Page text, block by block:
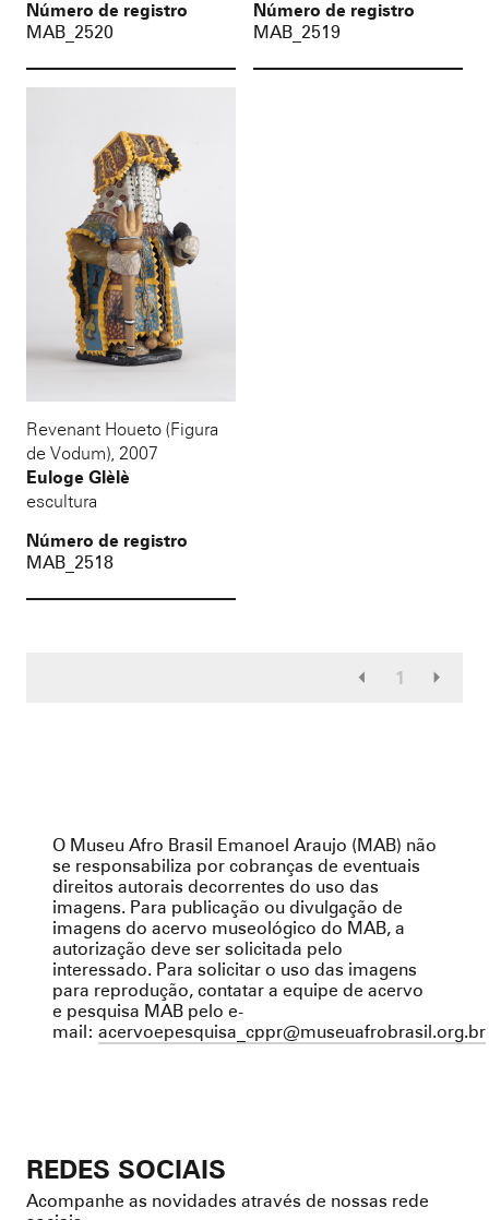
Número de registro
MAB_2520
Número de registro
MAB_2519
Revenant Houeto (Figura
de Vodum), 2007
Euloge Glèlè
escultura
Número de registro
MAB_2518
1
O Museu Afro Brasil Emanoel Araujo (MAB) não
se responsabiliza por cobranças de eventuais
direitos autorais decorrentes do uso das
imagens. Para publicação ou divulgação de
imagens do acervo museológico do MAB, a
autorização deve ser solicitada pelo
interessado. Para solicitar o uso das imagens
para reprodução, contatar a equipe de acervo
e pesquisa MAB pelo e-
mail: acervoepesquisa_cppr@museuafrobrasil.org.br
REDES SOCIAIS
Acompanhe as novidades através de nossas rede